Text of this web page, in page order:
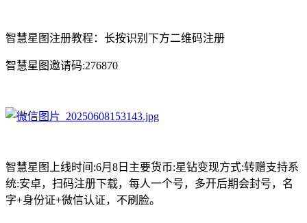
智慧星图注册教程：长按识别下方二维码注册
智慧星图邀请码:276870
智慧星图上线时间:6月8日主要货币:星钻变现方式:转赠支持系
统:安卓，扫码注册下载，每人一个号，多开后期会封号，名
字+身份证+微信认证，不刷脸。